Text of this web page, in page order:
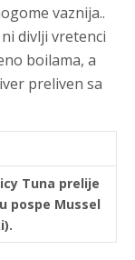
vaznija..
divlji vretenci
boilama, a
preliven sa
Tuna prelije
pospe Mussel